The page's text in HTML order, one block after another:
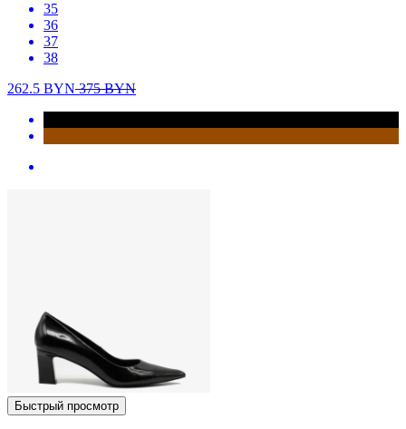
35
36
37
38
262.5 BYN375BYN
Быстрый просмотр